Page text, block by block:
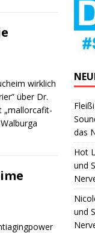
wirk­lich
über Dr.
„mal­lor­ca­fit­
das
Hot
und
und